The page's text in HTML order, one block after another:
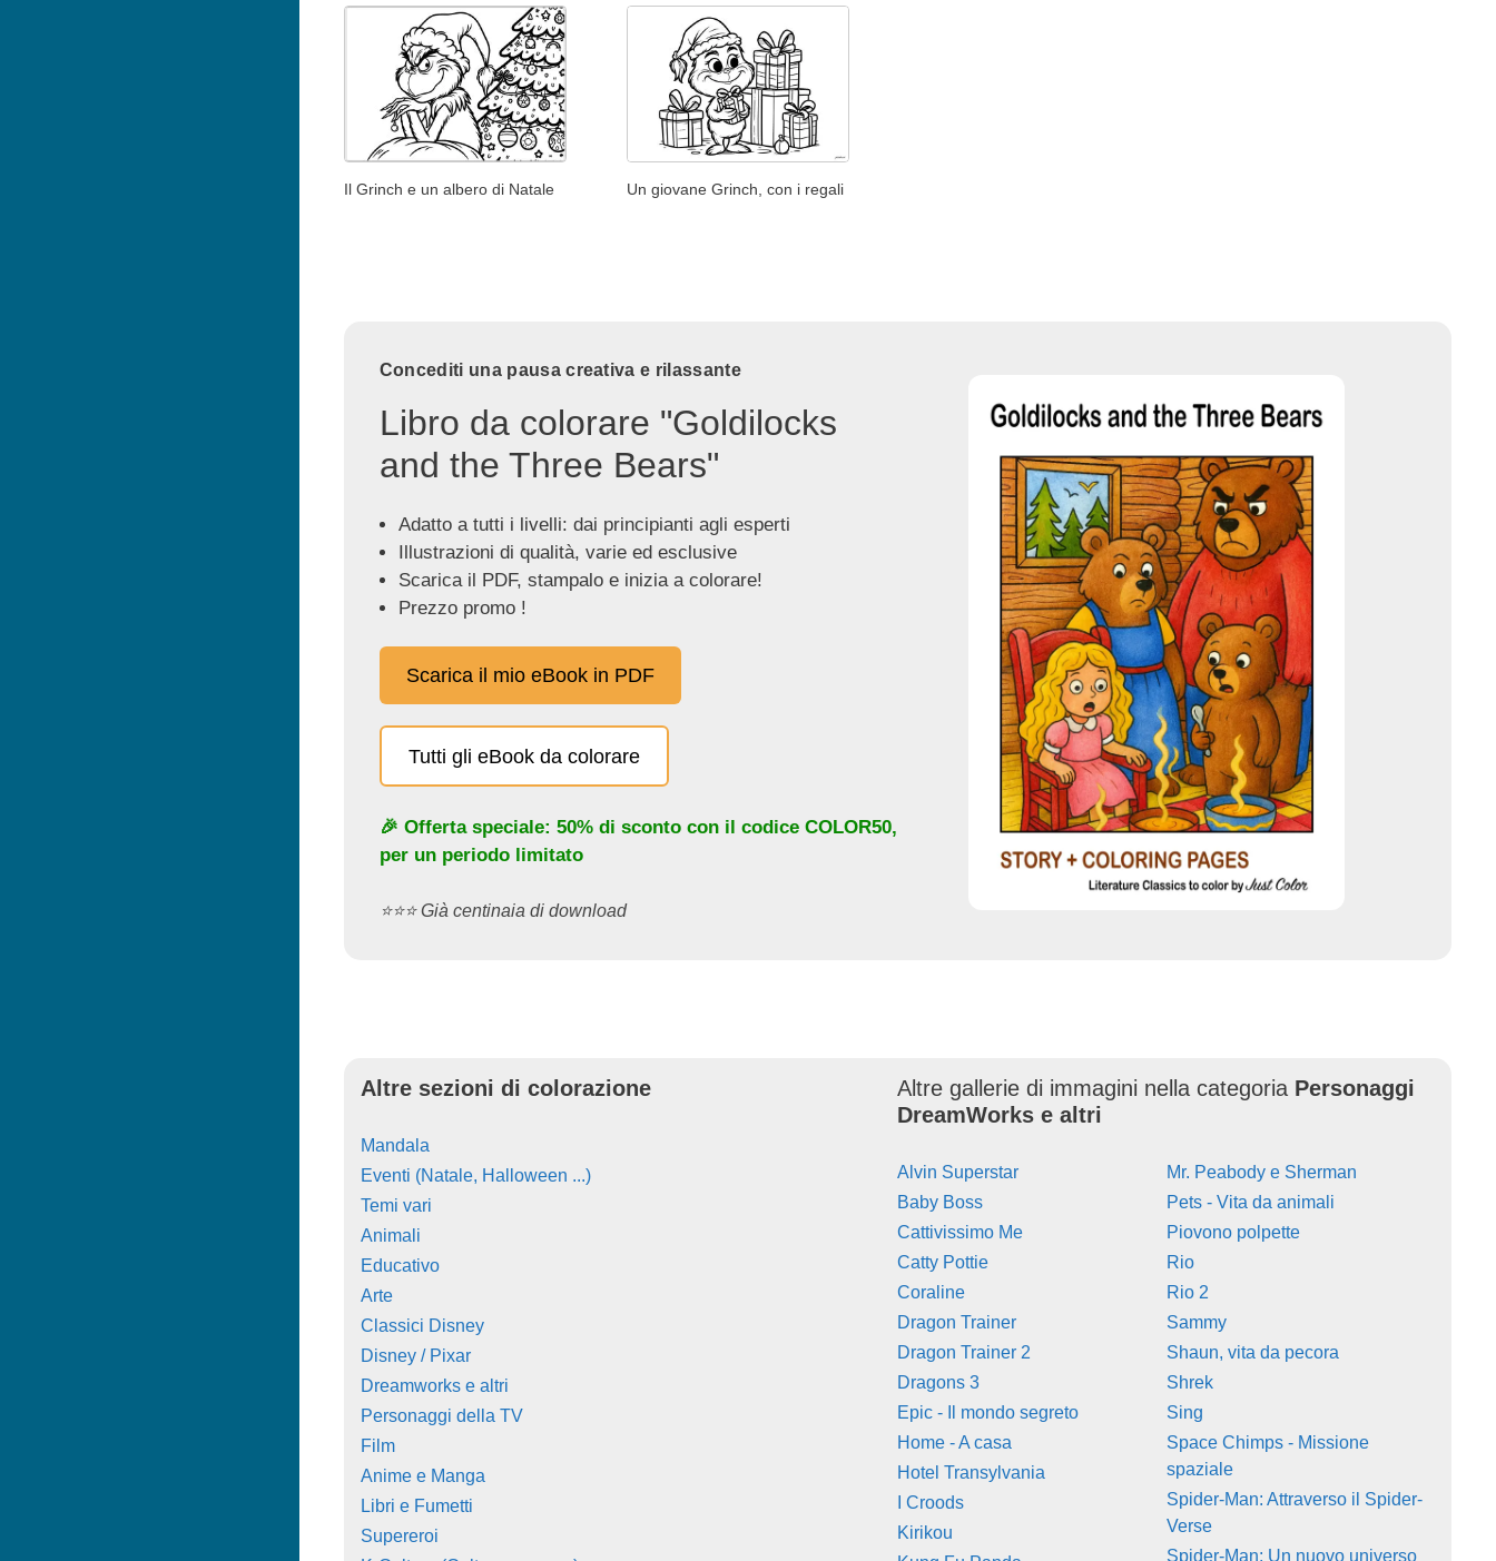
Il Grinch e un albero di Natale Un giovane Grinch, con i regali
Concediti una pausa creativa e rilassante
Libro da colorare "Goldilocks
and the Three Bears"
Adatto a tutti i livelli: dai principianti agli esperti
Illustrazioni di qualità, varie ed esclusive
Scarica il PDF, stampalo e inizia a colorare!
Prezzo promo !
Scarica il mio eBook in PDF
Tutti gli eBook da colorare
🎉 Offerta speciale: 50% di sconto con il codice COLOR50,
per un periodo limitato
⭐️⭐️⭐️ Già centinaia di download
Altre sezioni di colorazione
Mandala
Eventi (Natale, Halloween ...)
Temi vari
Animali
Educativo
Arte
Classici Disney
Disney / Pixar
Dreamworks e altri
Personaggi della TV
Film
Anime e Manga
Libri e Fumetti
Supereroi
Altre gallerie di immagini nella categoria Personaggi
DreamWorks e altri
Alvin Superstar
Baby Boss
Cattivissimo Me
Catty Pottie
Coraline
Dragon Trainer
Dragon Trainer 2
Dragons 3
Epic - Il mondo segreto
Home - A casa
Hotel Transylvania
I Croods
Kirikou
Mr. Peabody e Sherman
Pets - Vita da animali
Piovono polpette
Rio
Rio 2
Sammy
Shaun, vita da pecora
Shrek
Sing
Space Chimps - Missione
spaziale
Spider-Man: Attraverso il Spider-
Verse
Spider-Man: Un nuovo universo